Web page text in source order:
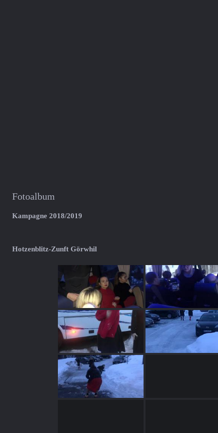
Fotoalbum
Kampagne 2018/2019
Hotzenblitz-Zunft Görwhil